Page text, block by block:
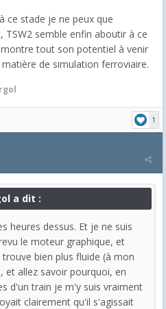
ce stade je ne peux que
semble enfin aboutir à ce
tout son potentiel à venir
de simulation ferroviaire.
1
a dit :
heures dessus. Et je ne suis
le moteur graphique, et
bien plus fluide (à mon
et allez savoir pourquoi, en
d'un train je m'y suis vraiment
clairement qu'il s'agissait